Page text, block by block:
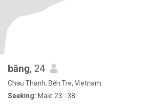
băng, 24
Chau Thanh, Bến Tre, Vietnam
Seeking: Male 23 - 38